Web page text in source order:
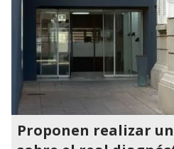
Proponen realizar